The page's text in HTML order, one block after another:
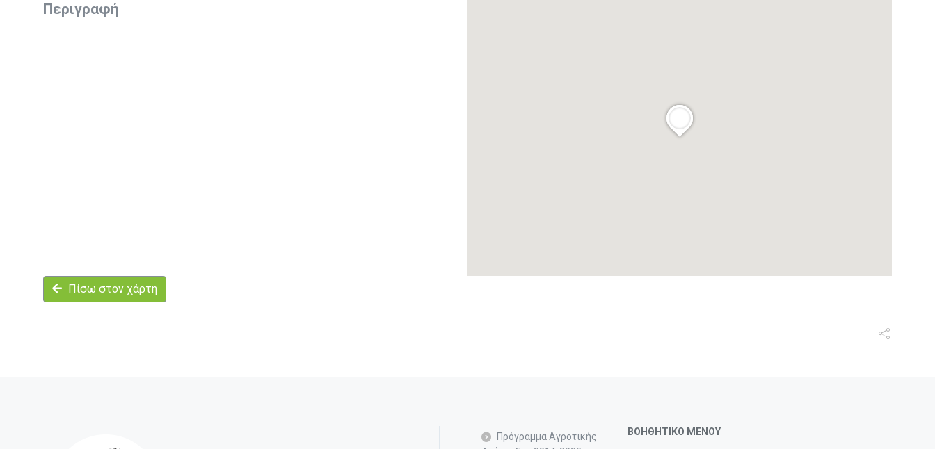
Περιγραφή
Πίσω στον χάρτη
Πρόγραμμα Αγροτικής
ΒΟΗΘΗΤΙΚΟ ΜΕΝΟΥ